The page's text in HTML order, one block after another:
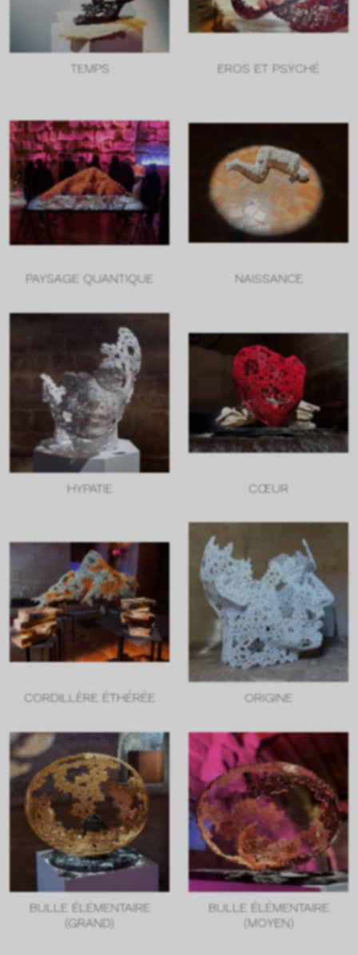
TEMPS EROS ET PSYCHÉ
PAYSAGE QUANTIQUE NAISSANCE
HYPATIE CŒUR
CORDILLÈRE ÉTHÉRÉE ORIGINE
BULLE ÉLÉMENTAIRE
(GRAND)
BULLE ÉLÉMENTAIRE
(MOYEN)